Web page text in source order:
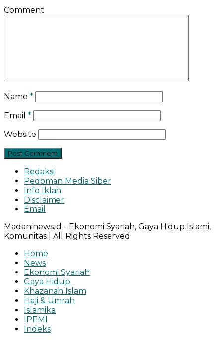
Comment
Name *
Email *
Website
Redaksi
Pedoman Media Siber
Info Iklan
Disclaimer
Email
Madaninews.id - Ekonomi Syariah, Gaya Hidup Islami,
Komunitas | All Rights Reserved
Home
News
Ekonomi Syariah
Gaya Hidup
Khazanah Islam
Haji & Umrah
Islamika
IPEMI
Indeks